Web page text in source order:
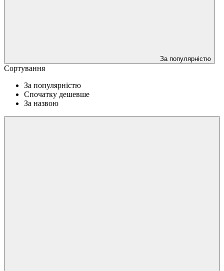
За популярністю
Сортування
За популярністю
Спочатку дешевше
За назвою